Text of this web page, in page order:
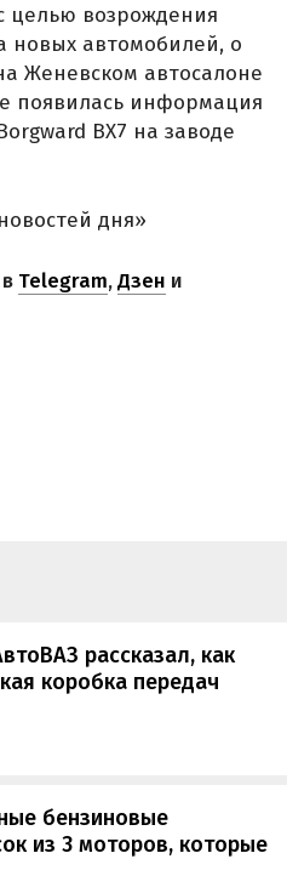
возрождения
новых автомобилей, о
Женевском автосалоне
появилась информация
BX7 на заводе
дня»
Telegram,Дзен и
рассказал, как
коробка передач
бензиновые
из 3 моторов, которые